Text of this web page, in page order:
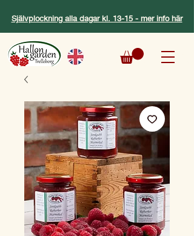
Självplockning alla dagar kl. 13-15 - mer info här